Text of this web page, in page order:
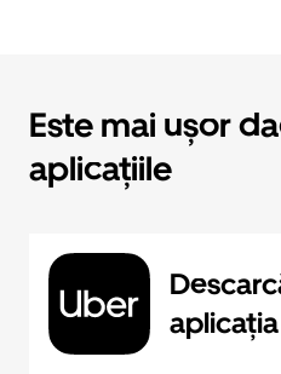
Este mai ușor
aplicațiile